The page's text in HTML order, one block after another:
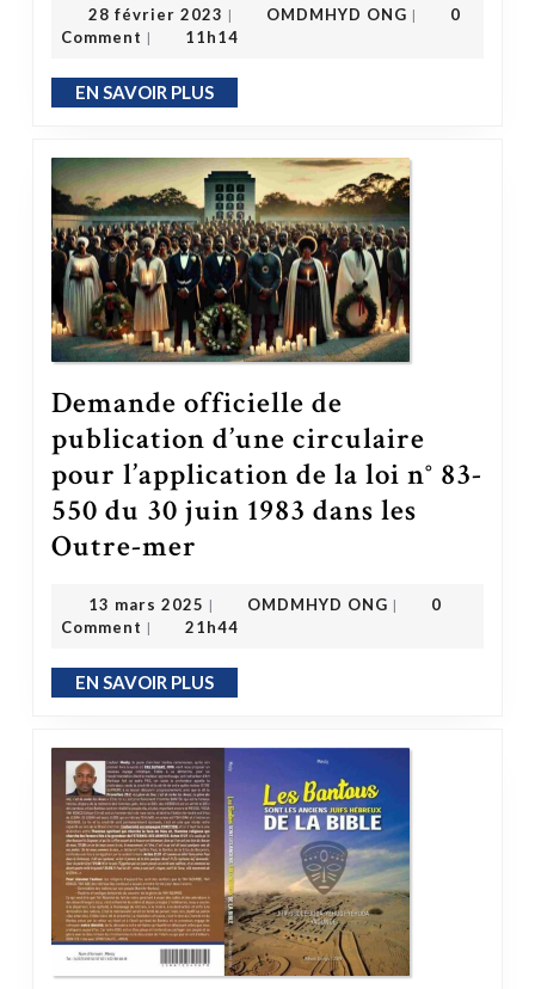
28 février 2023 | OMDMHYD ONG |
0
Comment | 11h14
EN SAVOIR PLUSEN SAVOIR PLUS
Demande officielle de
publication d’une circulaire
pour l’application de la loi n° 83-
550 du 30 juin 1983 dans les
Outre-mer
13 mars 2025 13 mars 2025
| OMDMHYD ONG |
0
Comment | 21h44
EN SAVOIR PLUSEN SAVOIR PLUS